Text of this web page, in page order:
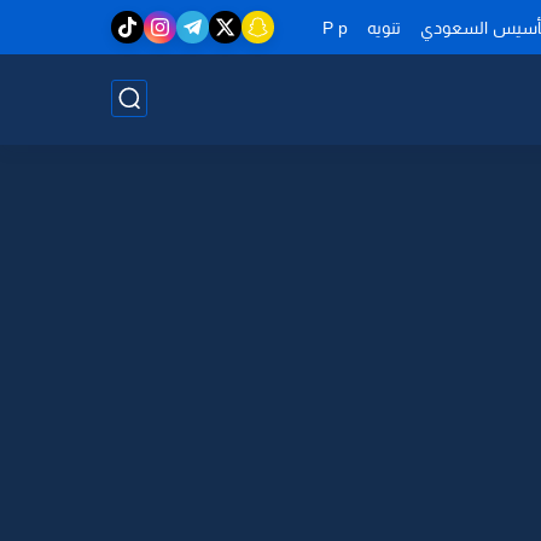
السعودي تنويه P p